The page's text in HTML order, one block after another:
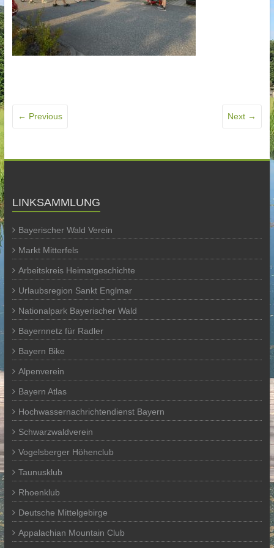
← Previous Next →
LINKSAMMLUNG
Bayerischer Wald Verein
Markt Mitterfels
Arbeitskreis Heimatgeschichte
Urlaubsregion Sankt Englmar
Nationalpark Bayerischer Wald
Bayernnetz für Radler
Bayern Bike
Alpenverein
Bayern Atlas
Hochwassernachrichtendienst Bayern
Schwarzwaldverein
Vogelsberger Höhenclub
Taunusklub
Rhoenklub
Deutsche Mittelgebirge
Appalachian Mountain Club